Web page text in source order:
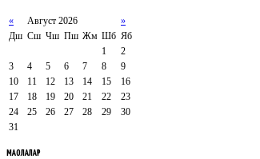
« Август 2026
»
Дш Сш Чш Пш Жм Шб Яб
1
2
3
4 5 6 7 8
9
10
11 12 13 14 15
16
17
18 19 20 21 22
23
24
25 26 27 28 29
30
31
МАҚОЛАЛАР